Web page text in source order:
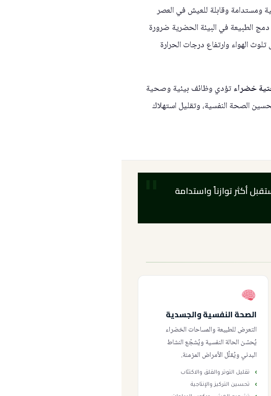
ومستدامة وقابلة للعيش في العصر
الطبيعة في البيئة الحضرية ضرورة
الهواء وارتفاع درجات الحرارة
خضراءتؤدي وظائف بيئية وصحية
الصحة النفسية، وتقليل استهلاك
أكثر توازناً واستدامة
الصحة النفسية والجسدية
التعرض للطبيعة والمساحات الخضراء
يُحسّن الحالة النفسية ويُشجّع النشاط
البدني ويُقلّل الأمراض المزمنة.
تقليل التوتر والقلق والاكتئاب
تحسين التركيز والإنتاجية